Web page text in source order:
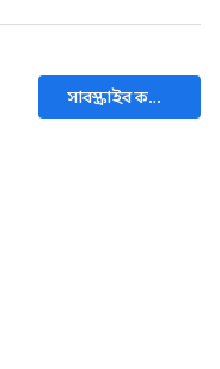
সাবস্ক্রাইব করুন